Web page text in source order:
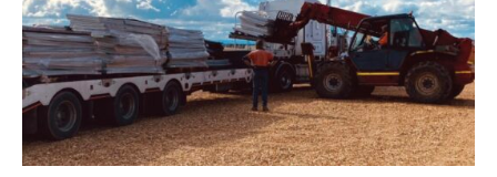
brist
på
paneler